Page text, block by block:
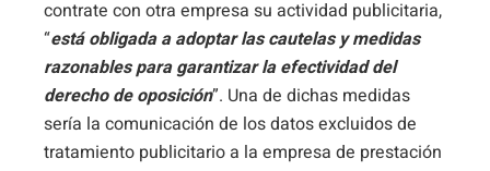
contrate con otra empresa su actividad publicitaria,
“está obligada a adoptar las cautelas y medidas
razonables para garantizar la efectividad del
derecho de oposición”. Una de dichas medidas
sería la comunicación de los datos excluidos de
tratamiento publicitario a la empresa de prestación